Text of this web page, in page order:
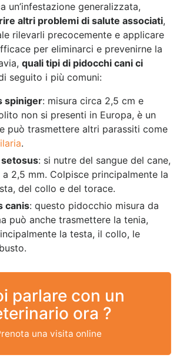
un’infestazione generalizzata,
altri problemi di salute associati,
rilevarli precocemente e applicare
per eliminarci e prevenirne la
quali tipi di pidocchi cani ci
seguito i più comuni:
spiniger: misura circa 2,5 cm e
non si presenti in Europa, è un
può trasmettere altri parassiti come
.
: si nutre del sangue del cane,
a 2,5 mm. Colpisce principalmente la
del collo e del torace.
canis: questo pidocchio misura da
può anche trasmettere la tenia,
la testa, il collo, le
parlare con un
ora ?
una visita online